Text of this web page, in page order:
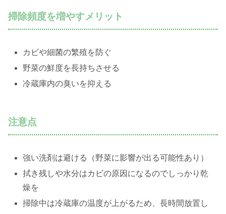
掃除頻度を増やすメリット
カビや細菌の繁殖を防ぐ
野菜の鮮度を長持ちさせる
冷蔵庫内の臭いを抑える
注意点
強い洗剤は避ける（野菜に影響が出る可能性あり）
拭き残しや水分はカビの原因になるのでしっかり乾
燥を
掃除中は冷蔵庫の温度が上がるため、長時間放置し